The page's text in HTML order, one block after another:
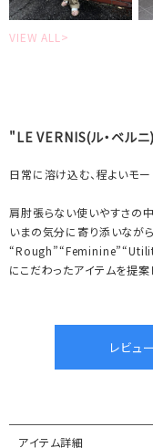
VIEW ALL>
"LE VERNIS(ル・ベル
日常に溶け込む、程よいモ
肩肘張らない使いやすさの
いまの気分に寄り添いなが
にこだわったアイテムを提案
アイテム詳細